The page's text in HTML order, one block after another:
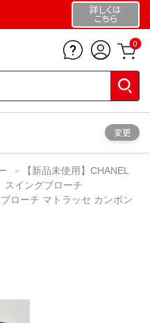
詳しくは
こちら
0
変更
【新品未使用】CHANEL
イングブローチ
ローチ マトラッセ カンボン